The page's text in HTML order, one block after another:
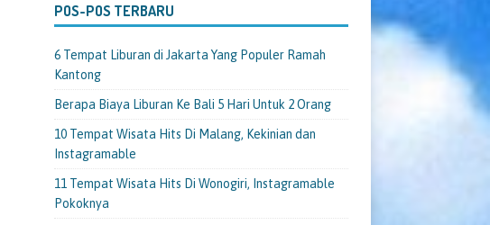
POS-POS TERBARU
6 Tempat Liburan di Jakarta Yang Populer Ramah
Kantong
Berapa Biaya Liburan Ke Bali 5 Hari Untuk 2 Orang
10 Tempat Wisata Hits Di Malang, Kekinian dan
Instagramable
11 Tempat Wisata Hits Di Wonogiri, Instagramable
Pokoknya